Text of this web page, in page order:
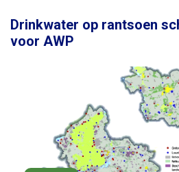
Drinkwater op rantsoen
voor AWP